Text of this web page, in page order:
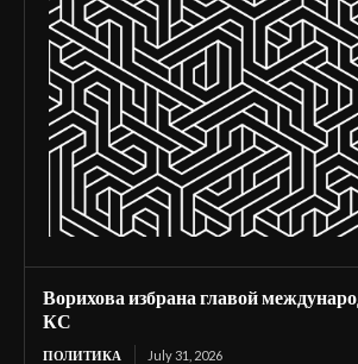
Ворихова избрана главой
КС
ПОЛИТИКА July 31, 2026